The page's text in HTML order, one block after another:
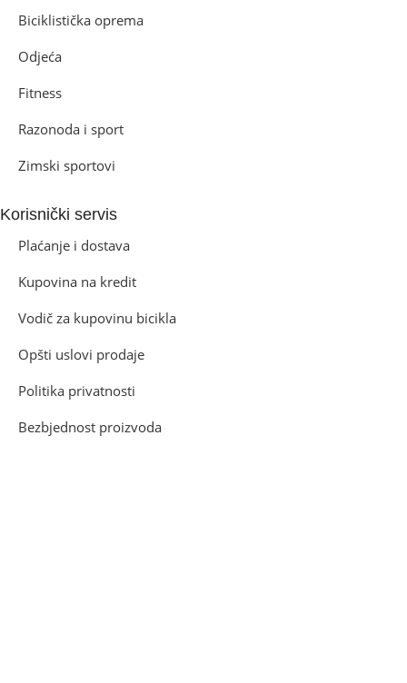
Biciklistička oprema
Odjeća
Fitness
Razonoda i sport
Zimski sportovi
Korisnički servis
Plaćanje i dostava
Kupovina na kredit
Vodič za kupovinu bicikla
Opšti uslovi prodaje
Politika privatnosti
Bezbjednost proizvoda